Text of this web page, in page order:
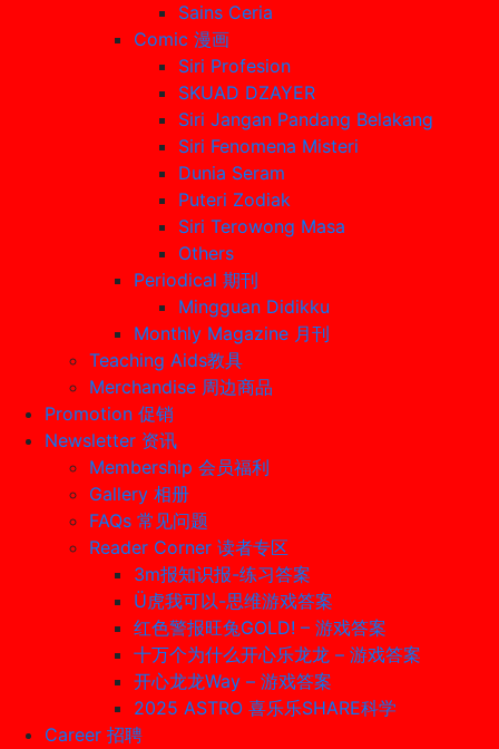
Sains Ceria
Comic 漫画
Siri Profesion
SKUAD DZAYER
Siri Jangan Pandang Belakang
Siri Fenomena Misteri
Dunia Seram
Puteri Zodiak
Siri Terowong Masa
Others
Periodical 期刊
Mingguan Didikku
Monthly Magazine 月刊
Teaching Aids教具
Merchandise 周边商品
Promotion 促销
Newsletter 资讯
Membership 会员福利
Gallery 相册
FAQs 常见问题
Reader Corner 读者专区
3m报知识报-练习答案
Ü虎我可以-思维游戏答案
红色警报旺兔GOLD! – 游戏答案
十万个为什么开心乐龙龙 – 游戏答案
开心龙龙Way – 游戏答案
2025 ASTRO 喜乐乐SHARE科学
Career 招聘